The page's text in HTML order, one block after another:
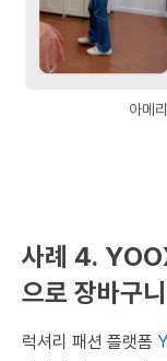
아메
사례 4.
으로 장바구
럭셔리 패션 플랫폼